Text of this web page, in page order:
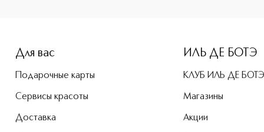
Для вас
Подарочные карты
Сервисы красоты
Доставка
ИЛЬ ДЕ БОТЭ
КЛУБ ИЛЬ ДЕ БОТЭ
Магазины
Акции